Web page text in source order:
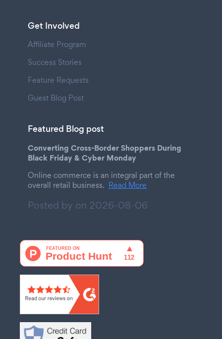
Get Involved
Affiliate Program
Success Stories
Feature Requests
Guest Blog Post
Featured Blog post
Converting Cross-Border Shoppers During
Black Friday & Cyber Monday
Online commerce is an integral part of the
overall retail business. Read More
Posted by on 2026-08-06